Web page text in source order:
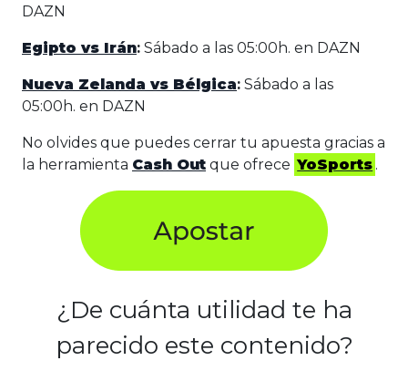
DAZN
Egipto vs Irán: Sábado a las 05:00h. en DAZN
Nueva Zelanda vs Bélgica: Sábado a las
05:00h. en DAZN
No olvides que puedes cerrar tu apuesta gracias a
la herramienta Cash Out que ofrece YoSports .
¿De cuánta utilidad te ha
parecido este contenido?